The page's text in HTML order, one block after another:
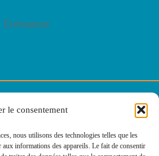
le consentement
nous utilisons des technologies telles que les
aux informations des appareils. Le fait de consentir
Événements
E2C Lorraine
des cookies